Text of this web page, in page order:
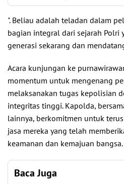
". Beliau adalah teladan dalam
bagian integral dari sejarah
generasi sekarang dan
Acara kunjungan ke
momentum untuk mengenang
melaksanakan tugas kepolisian
integritas tinggi. Kapolda,
lainnya, berkomitmen untuk
jasa mereka yang telah
keamanan dan kemajuan bangsa.
Baca Juga